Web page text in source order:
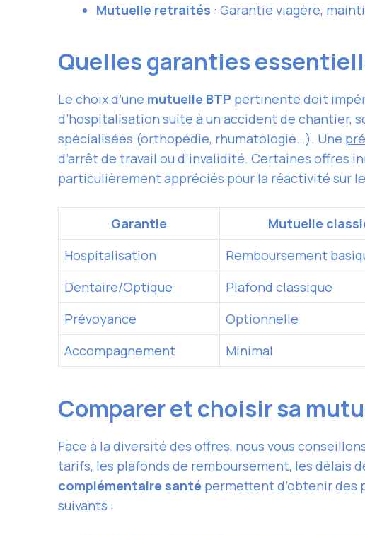
Mutuelle retraités : Garantie viagère,
Quelles garanties
Le choix d’une mutuelle BTP pertinente doit
d’hospitalisation suite à un accident de chantier,
spécialisées (orthopédie, rhumatologie…). Une
d’arrêt de travail ou d’invalidité. Certaines offres
particulièrement appréciés pour la réactivité sur
Garantie Mutuelle
Hospitalisation
Remboursement
Dentaire/Optique
Plafond classique
Prévoyance
Optionnelle
Accompagnement
Minimal
Comparer et choisir sa
Face à la diversité des offres, nous vous
tarifs, les plafonds de remboursement, les délais
complémentaire santé permettent d’obtenir des
suivants :